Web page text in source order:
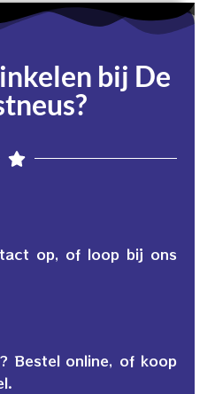
bij De
op, of loop bij ons
Bestel online, of koop